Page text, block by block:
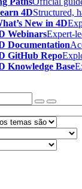
4DStructured,
New in 4D
WebinarsExpert-
Documentation
GitHub Repo
Knowledge Base